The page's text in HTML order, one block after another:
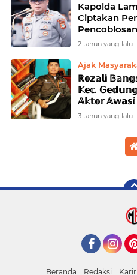
Kapolda
Ciptakan
2 tahun yang lalu
Ajak
ℝ𝕠𝕫𝕒𝕝𝕚
𝕂𝕖𝕔.
𝔸𝕜𝕥𝕠𝕣
3 tahun yang lalu
Beranda Redaksi Karir